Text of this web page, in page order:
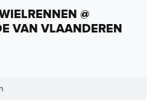
@
VAN VLAANDEREN